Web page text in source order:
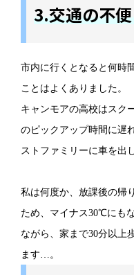
3.交通の不
市内に行くとなると何時
ことはよくありました。
キャンモアの高校はスク
のピックアップ時間に遅
ストファミリーに車を出
私は何度か、放課後の帰
ため、マイナス30℃にも
ながら、家まで30分以上
ます…。